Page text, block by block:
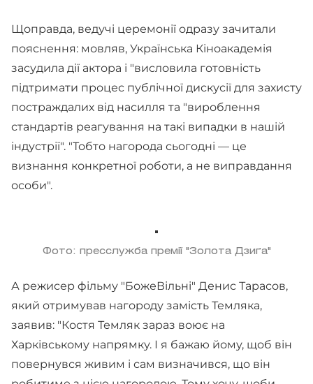
Щоправда, ведучі церемонії одразу зачитали
пояснення: мовляв, Українська Кіноакадемія
засудила дії актора і "висловила готовність
підтримати процес публічної дискусії для захисту
постраждалих від насилля та "вироблення
стандартів реагування на такі випадки в нашій
індустрії". "Тобто нагорода сьогодні — це
визнання конкретної роботи, а не виправдання
особи".
Фото: пресслужба премії "Золота Дзиґа"
А режисер фільму "БожеВільні" Денис Тарасов,
який отримував нагороду замість Темляка,
заявив: "Костя Темляк зараз воює на
Харківському напрямку. І я бажаю йому, щоб він
повернувся живим і сам визначився, що він